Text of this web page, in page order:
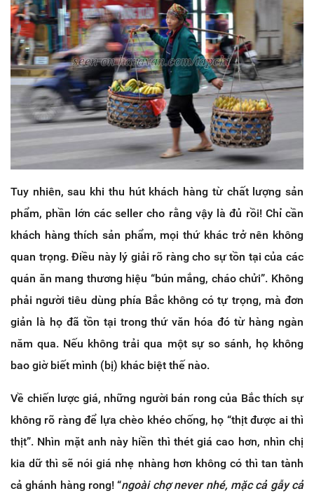
Tuy nhiên, sau khi thu hút khách hàng từ chất lượng sản
phẩm, phần lớn các seller cho rằng vậy là đủ rồi! Chỉ cần
khách hàng thích sản phẩm, mọi thứ khác trở nên không
quan trọng. Điều này lý giải rõ ràng cho sự tồn tại của các
quán ăn mang thương hiệu “bún mắng, cháo chửi”. Không
phải người tiêu dùng phía Bắc không có tự trọng, mà đơn
giản là họ đã tồn tại trong thứ văn hóa đó từ hàng ngàn
năm qua. Nếu không trải qua một sự so sánh, họ không
bao giờ biết mình (bị) khác biệt thế nào.
Về chiến lược giá, những người bán rong của Bắc thích sự
không rõ ràng để lựa chèo khéo chống, họ “thịt được ai thì
thịt”. Nhìn mặt anh này hiền thì thét giá cao hơn, nhìn chị
kia dữ thì sẽ nói giá nhẹ nhàng hơn không có thì tan tành
cả ghánh hàng rong! “ngoài chợ never nhé, mặc cả gẫy cả